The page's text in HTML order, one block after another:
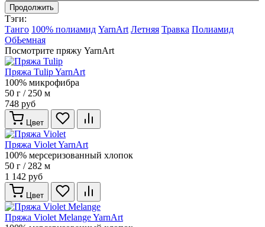
Продолжить
Тэги:
Танго 100% полиамид YarnArt Летняя Травка Полиамид
ОбЬемная
Посмотрите пряжу YarnArt
Пряжа Tulip YarnArt
100% микрофибра
50 г / 250 м
748 руб
Цвет
Пряжа Violet YarnArt
100% мерсеризованный хлопок
50 г / 282 м
1 142 руб
Цвет
Пряжа Violet Melange YarnArt